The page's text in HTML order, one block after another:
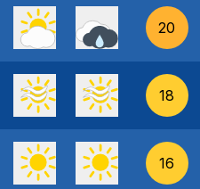
20
18
16